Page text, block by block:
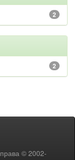
2
2
права © 2002-